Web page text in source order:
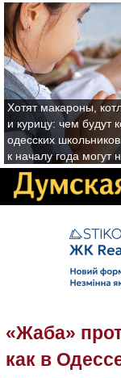
Хотят макароны,
и курицу: чем будут
одесских
к началу года могут
«Жаба»
как в